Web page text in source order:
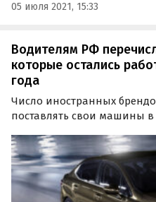
05 июля 2021, 15:33
Водителям РФ
которые остались
года
Число иностранных
поставлять свои машины
ним примкнули Nissan,